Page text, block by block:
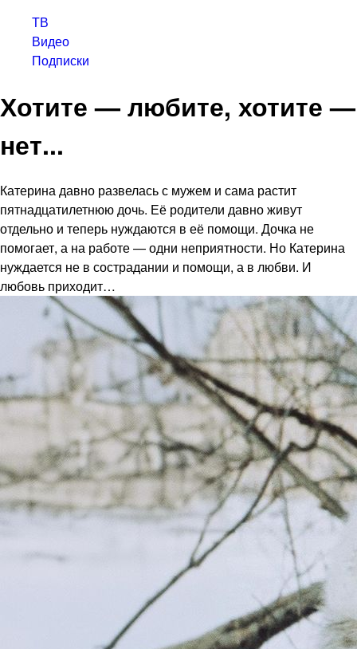
ТВ
Видео
Подписки
Хотите — любите, хотите —
нет...
Катерина давно развелась с мужем и сама растит
пятнадцатилетнюю дочь. Её родители давно живут
отдельно и теперь нуждаются в её помощи. Дочка не
помогает, а на работе — одни неприятности. Но Катерина
нуждается не в сострадании и помощи, а в любви. И
любовь приходит…